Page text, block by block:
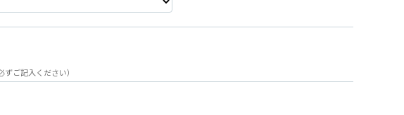
ご記入ください）